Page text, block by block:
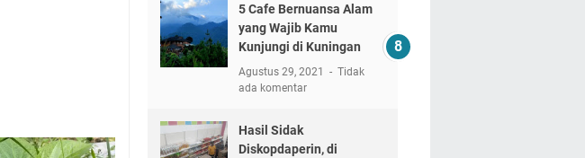
5 Cafe Bernuansa Alam
yang Wajib Kamu
Kunjungi di Kuningan
Agustus 29, 2021
Tidak
ada komentar
Hasil Sidak
Diskopdaperin, di